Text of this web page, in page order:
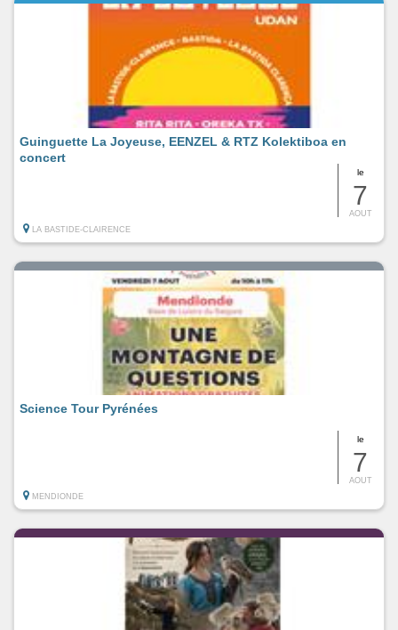
le
7
AOUT
Guinguette La Joyeuse, EENZEL & RTZ Kolektiboa en
concert
LA BASTIDE-CLAIRENCE
le
7
AOUT
Science Tour Pyrénées
MENDIONDE